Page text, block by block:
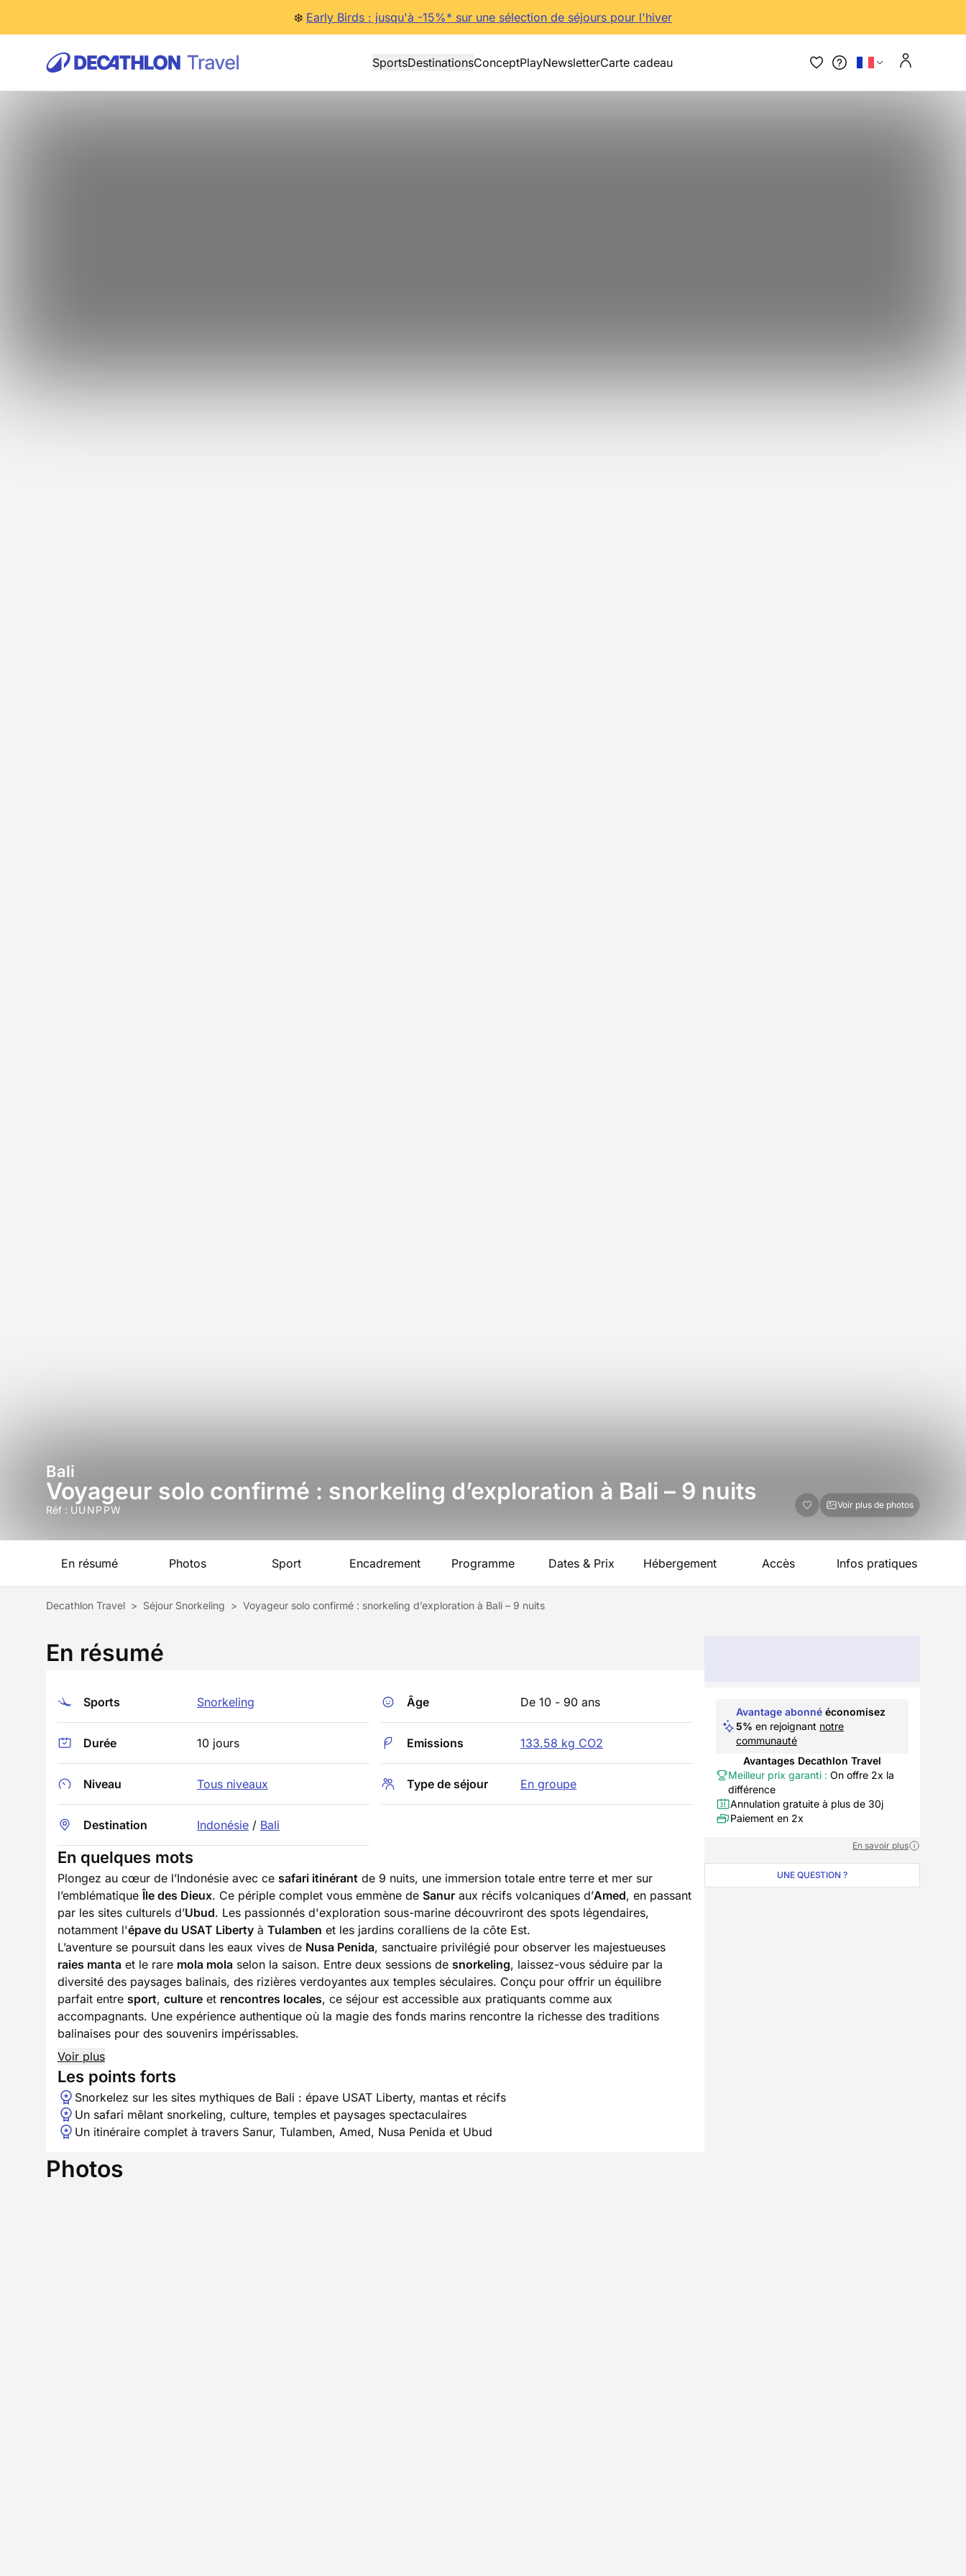
❄️ Early Birds : jusqu'à -15%* sur une sélection de séjours pour l'hiver
SportsDestinationsConceptPlayNewsletterCarte cadeau
Bali
Voyageur solo confirmé : snorkeling d’exploration à Bali – 9 nuits
Réf : UUNPPW Voir plus de photos
En résumé Photos Sport Encadrement Programme Dates & Prix Hébergement Accès Infos pratiques
Decathlon Travel > Séjour Snorkeling > Voyageur solo confirmé : snorkeling d’exploration à Bali – 9 nuits
En résumé
Sports Snorkeling
Durée 10 jours
Niveau Tous niveaux
Destination Indonésie / Bali
Âge De 10 - 90 ans
Emissions 133.58 kg CO2
Type de séjour En groupe
En quelques mots
Plongez au cœur de l’Indonésie avec ce safari itinérant de 9 nuits, une immersion totale entre terre et mer sur
l’emblématique Île des Dieux. Ce périple complet vous emmène de Sanur aux récifs volcaniques d’Amed, en passant
par les sites culturels d’Ubud. Les passionnés d'exploration sous-marine découvriront des spots légendaires,
notamment l'épave du USAT Liberty à Tulamben et les jardins coralliens de la côte Est.
L’aventure se poursuit dans les eaux vives de Nusa Penida, sanctuaire privilégié pour observer les majestueuses
raies manta et le rare mola mola selon la saison. Entre deux sessions de snorkeling, laissez-vous séduire par la
diversité des paysages balinais, des rizières verdoyantes aux temples séculaires. Conçu pour offrir un équilibre
parfait entre sport, culture et rencontres locales, ce séjour est accessible aux pratiquants comme aux
accompagnants. Une expérience authentique où la magie des fonds marins rencontre la richesse des traditions
balinaises pour des souvenirs impérissables.
Voir plus
Les points forts
Snorkelez sur les sites mythiques de Bali : épave USAT Liberty, mantas et récifs
Un safari mêlant snorkeling, culture, temples et paysages spectaculaires
Un itinéraire complet à travers Sanur, Tulamben, Amed, Nusa Penida et Ubud
Photos
Avantage abonné économisez
5% en rejoignant notre
communauté
Avantages Decathlon Travel
Meilleur prix garanti : On offre 2x la
différence
Annulation gratuite à plus de 30j
Paiement en 2x
En savoir plus
UNE QUESTION ?